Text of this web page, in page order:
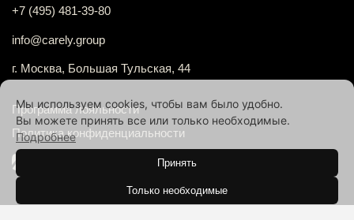
+7 (495) 481-39-80
info@carely.group
г. Москва, Большая Тульская, 44
Программа лояльности
Политика конфиденциальности
Мы используем cookies, чтобы вам было удобно.
Вы можете принять все или только необходимые.
Подробнее
Принять
Только необходимые